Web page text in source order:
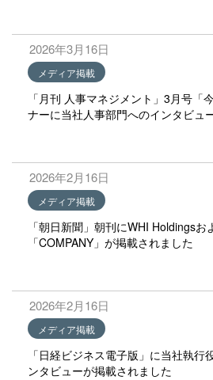
2026年3月16日
メディア掲載
「月刊 人事マネジメント」3月号「
ナーに当社人事部門へのインタビュ
2026年2月16日
メディア掲載
「朝日新聞」朝刊にWHI Holdingsお
「COMPANY」が掲載されました
2026年2月16日
メディア掲載
「日経ビジネス電子版」に当社執行
ンタビューが掲載されました